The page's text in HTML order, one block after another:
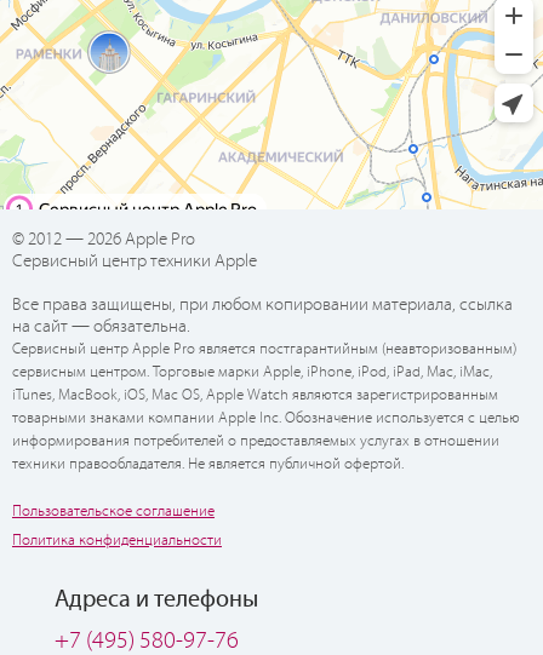
© 2012 — 2026 Apple Pro
Сервисный центр техники Apple
Все права защищены, при любом копировании материала, ссылка
на сайт — обязательна.
Сервисный центр Apple Pro является постгарантийным (неавторизованным)
сервисным центром. Торговые марки Apple, iPhone, iPod, iPad, Mac, iMac,
iTunes, MacBook, iOS, Mac OS, Apple Watch являются зарегистрированным
товарными знаками компании Apple Inc. Обозначение используется с целью
информирования потребителей о предоставляемых услугах в отношении
техники правообладателя. Не является публичной офертой.
Пользовательское соглашение
Политика конфиденциальности
Адреса и телефоны
+7 (495) 580-97-76